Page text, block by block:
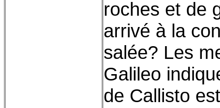
roches et de
arrivé à la
salée? Les
Galileo
de Callisto